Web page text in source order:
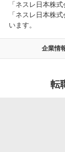
「ネスレ日本株
「ネスレ日本株
います。
企業情
転